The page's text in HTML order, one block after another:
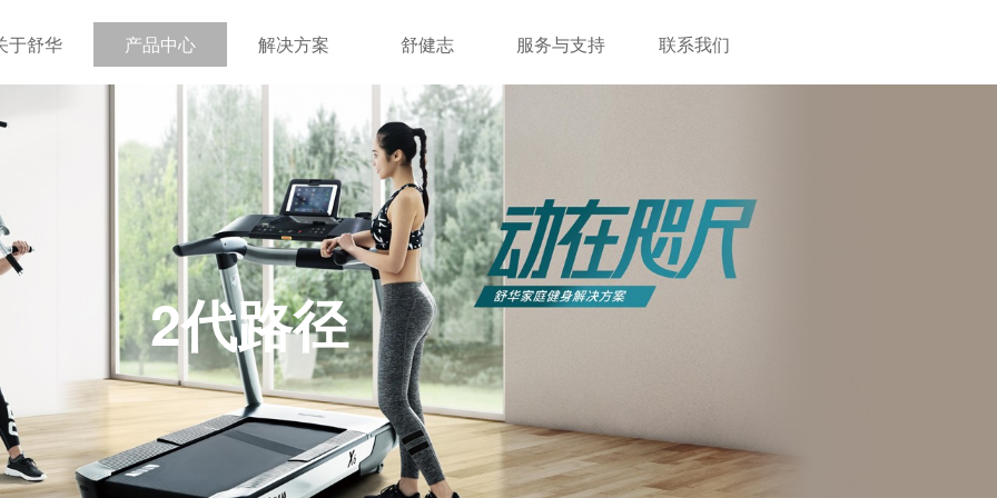
于舒华 产品中心 解决方案 舒健志 服务与支持 联系我们
2代路径